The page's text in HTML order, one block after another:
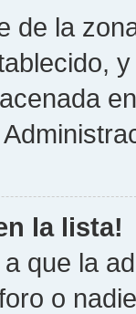
de la
la lista!
que la
o